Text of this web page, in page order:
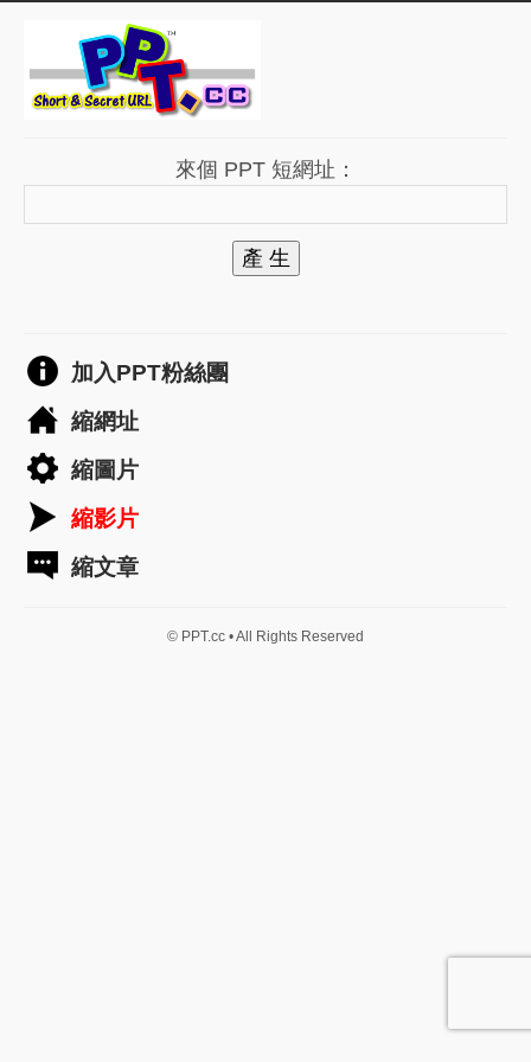
來個 PPT 短網址：
產 生
加入PPT粉絲團
縮網址
縮圖片
縮影片
縮文章
© PPT.cc • All Rights Reserved